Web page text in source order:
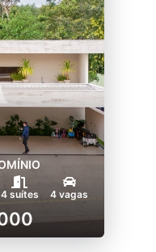
4 suítes 4 vagas